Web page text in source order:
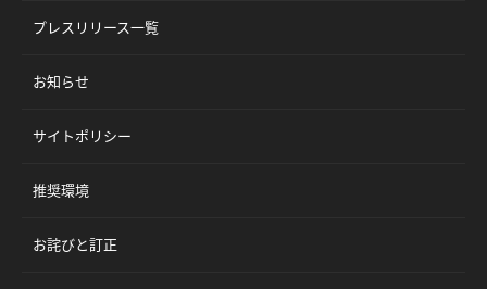
プレスリリース一覧
お知らせ
サイトポリシー
推奨環境
お詫びと訂正